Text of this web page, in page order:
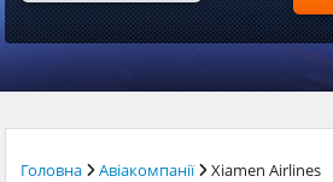
Головна Авіакомпанії Xiamen Airlines